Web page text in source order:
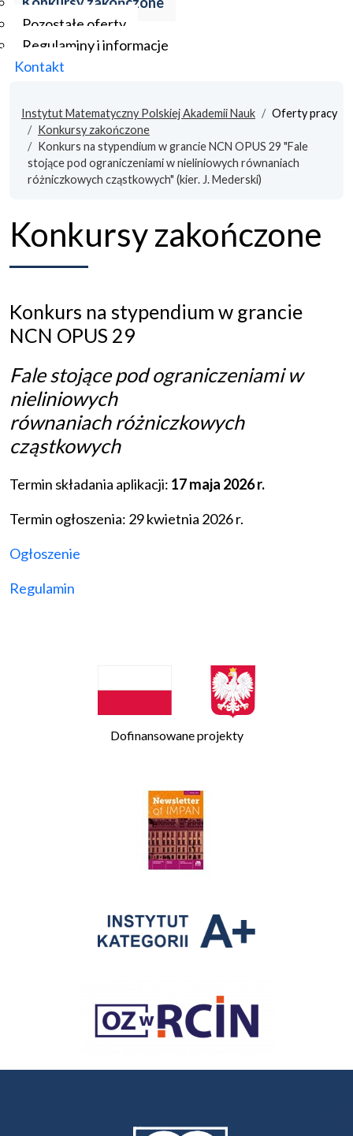
Pozostałe oferty
Regulaminy i informacje
Kontakt
Instytut Matematyczny Polskiej Akademii Nauk
Oferty pracy
Konkursy zakończone
Konkurs na stypendium w grancie NCN OPUS 29 "Fale
stojące pod ograniczeniami w nieliniowych równaniach
różniczkowych cząstkowych" (kier. J. Mederski)
Konkursy zakończone
Konkurs na stypendium w grancie
NCN OPUS 29
Fale stojące pod ograniczeniami w
nieliniowych
równaniach różniczkowych
cząstkowych
Termin składania aplikacji: 17 maja 2026 r.
Termin ogłoszenia: 29 kwietnia 2026 r.
Ogłoszenie
Regulamin
Dofinansowane projekty